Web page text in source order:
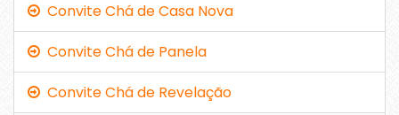
Convite Chá de Casa Nova
Convite Chá de Panela
Convite Chá de Revelação